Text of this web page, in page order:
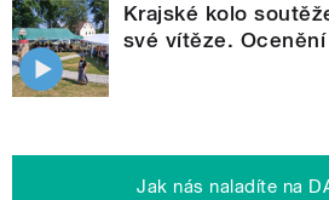
Krajské kolo
své vítěze.
Jak nás naladíte na